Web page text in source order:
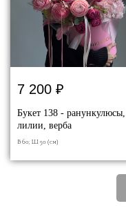
7 200 ₽
Букет 138 - ранункулюсы,
лилии, верба
В 60; Ш 50 (см)